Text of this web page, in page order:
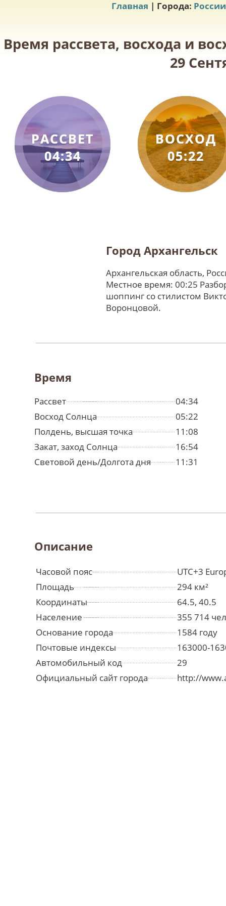
Главная | Города: России
Время рассвета, восхода и
29
РАССВЕТ
04:34
ВОСХОД
05:22
Город Архангельск
Архангельская область,
Местное время: 00:25
шоппинг со стилистом
Воронцовой.
Время
Рассвет
04:34
Восход Солнца
05:22
Полдень, высшая точка
11:08
Закат, заход Солнца
16:54
Световой день/Долгота дня
11:31
Описание
Часовой пояс
UTC+3
Площадь
294 км²
Координаты
64.5, 40.5
Население
355 714
Основание города
1584 году
Почтовые индексы
163000-
Автомобильный код
29
Официальный сайт города
http://